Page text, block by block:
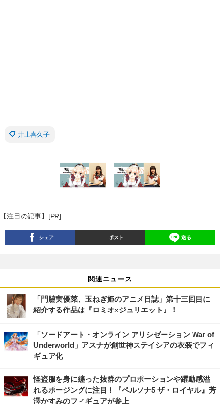
井上喜久子
【注目の記事】[PR]
シェア ポスト 送る
関連ニュース
「門脇実優菜、玉ねぎ姫のアニメ日誌」第十三回目に
紹介する作品は『ロミオ×ジュリエット』！
「ソードアート・オンライン アリシゼーション War of
Underworld」アスナが創世神ステイシアの衣装でフィ
ギュア化
怪盗服を身に纏った抜群のプロポーションや躍動感溢
れるポージングに注目！『ペルソナ5 ザ・ロイヤル』芳
澤かすみのフィギュアが参上